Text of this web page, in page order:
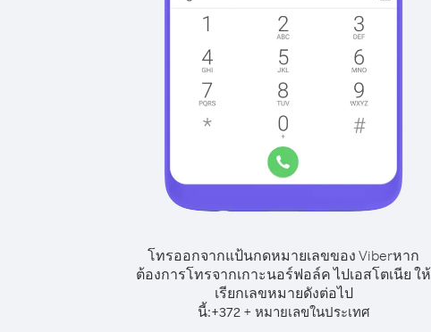
โทรออกจากแป้นกดหมายเลขของ Viberหาก
ต้องการโทรจากเกาะนอร์ฟอล์ค ไปเอสโตเนีย ให้
เรียกเลขหมายดังต่อไป
นี้:+372+ หมายเลขในประเทศ